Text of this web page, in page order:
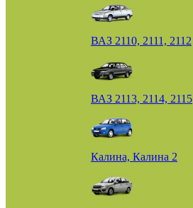
ВАЗ 2110, 2111, 2112
ВАЗ 2113, 2114, 2115
Калина, Калина 2